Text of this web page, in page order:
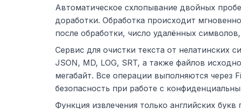
Автоматическое схлопывание двойных
доработки. Обработка происходит
после обработки, число удалённых
Сервис для очистки текста от нелатинских
JSON, MD, LOG, SRT, а также файлов
мегабайт. Все операции выполняются через
безопасность при работе с
Функция извлечения только английских